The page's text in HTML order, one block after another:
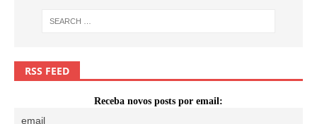
RSS FEED
Receba novos posts por email: